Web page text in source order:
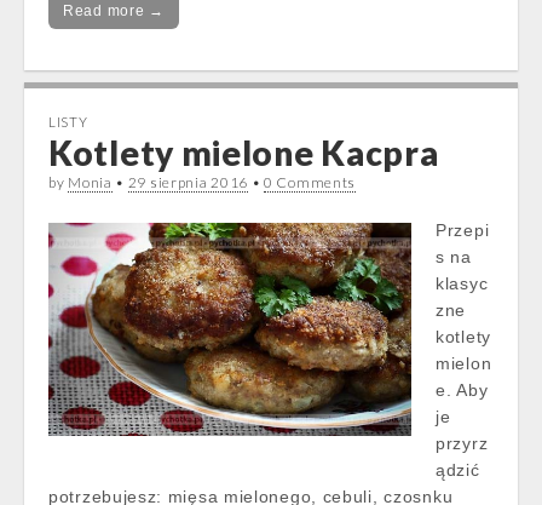
Read more →
LISTY
Kotlety mielone Kacpra
by Monia • 29 sierpnia 2016 •0 Comments
Przepi
s na
klasyc
zne
kotlety
mielon
e. Aby
je
przyrz
ądzić
potrzebujesz: mięsa mielonego, cebuli, czosnku